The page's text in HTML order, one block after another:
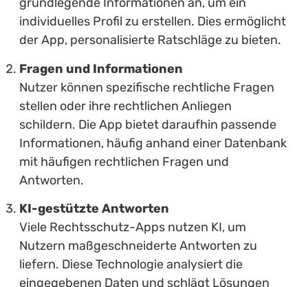
grundlegende Informationen an, um ein
individuelles Profil zu erstellen. Dies ermöglicht
der App, personalisierte Ratschläge zu bieten.
Fragen und Informationen
Nutzer können spezifische rechtliche Fragen
stellen oder ihre rechtlichen Anliegen
schildern. Die App bietet daraufhin passende
Informationen, häufig anhand einer Datenbank
mit häufigen rechtlichen Fragen und
Antworten.
KI-gestützte Antworten
Viele Rechtsschutz-Apps nutzen KI, um
Nutzern maßgeschneiderte Antworten zu
liefern. Diese Technologie analysiert die
eingegebenen Daten und schlägt Lösungen